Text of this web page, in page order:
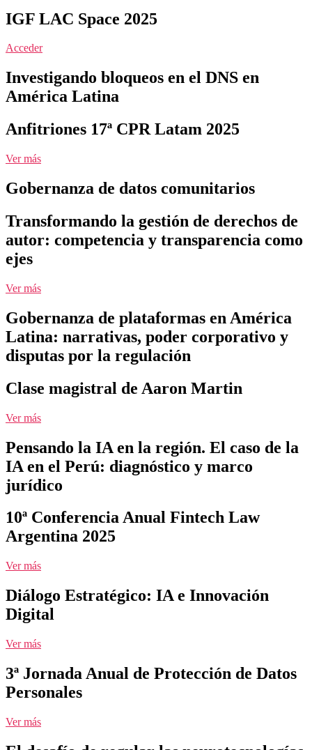
IGF LAC Space 2025
Acceder
Investigando bloqueos en el DNS en
América Latina
Anfitriones 17ª CPR Latam 2025
Ver más
Gobernanza de datos comunitarios
Transformando la gestión de derechos de
autor: competencia y transparencia como
ejes
Ver más
Gobernanza de plataformas en América
Latina: narrativas, poder corporativo y
disputas por la regulación
Clase magistral de Aaron Martin
Ver más
Pensando la IA en la región. El caso de la
IA en el Perú: diagnóstico y marco
jurídico
10ª Conferencia Anual Fintech Law
Argentina 2025
Ver más
Diálogo Estratégico: IA e Innovación
Digital
Ver más
3ª Jornada Anual de Protección de Datos
Personales
Ver más